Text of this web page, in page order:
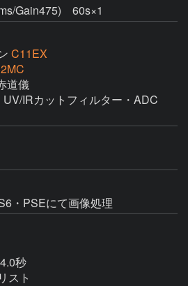
Gain475) 60s×1
C11EX
道儀
IRカットフィルター・ADC
・PSEにて画像処理
秒
スト